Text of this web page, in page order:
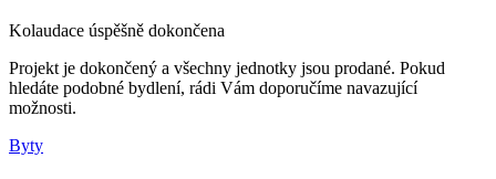
Kolaudace úspěšně dokončena
Projekt je dokončený a všechny jednotky jsou prodané. Pokud
hledáte podobné bydlení, rádi Vám doporučíme navazující
možnosti.
Byty